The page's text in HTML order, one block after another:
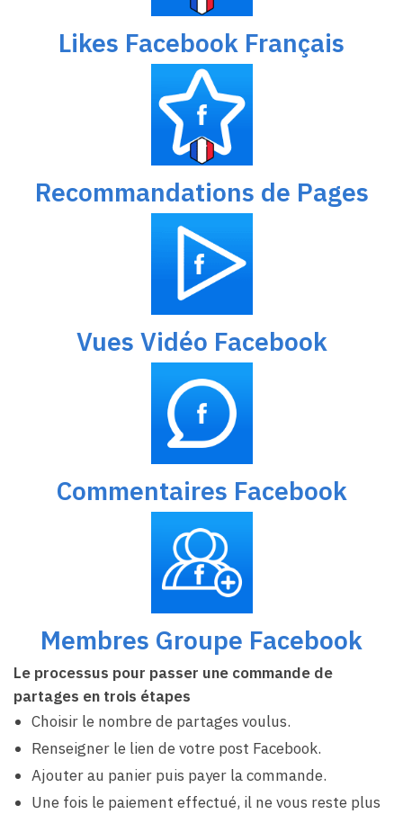
Likes Facebook Français
Recommandations de Pages
Vues Vidéo Facebook
Commentaires Facebook
Membres Groupe Facebook
Le processus pour passer une commande de
partages en trois étapes
Choisir le nombre de partages voulus.
Renseigner le lien de votre post Facebook.
Ajouter au panier puis payer la commande.
Une fois le paiement effectué, il ne vous reste plus